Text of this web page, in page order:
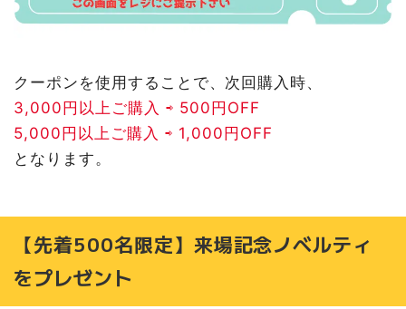
クーポンを使用することで、次回購入時、
3,000円以上ご購入 ⇨ 500円OFF
5,000円以上ご購入 ⇨ 1,000円OFF
となります。
【先着500名限定】来場記念ノベルティ
をプレゼント